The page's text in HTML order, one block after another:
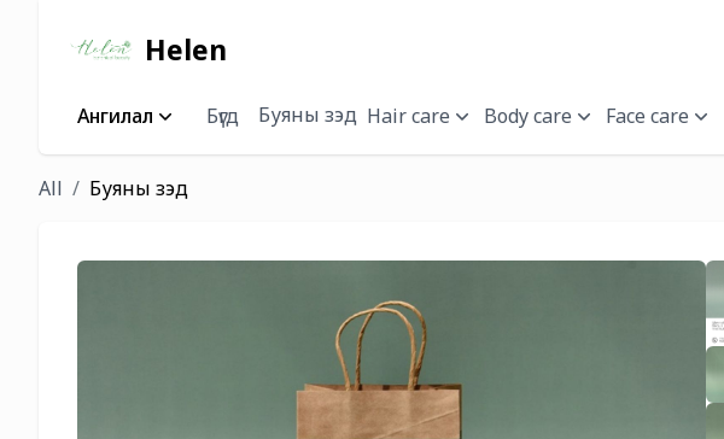
Helen
Ангилал Бүгд Буяны зэд Hair care Body care Face care
All Буяны зэд